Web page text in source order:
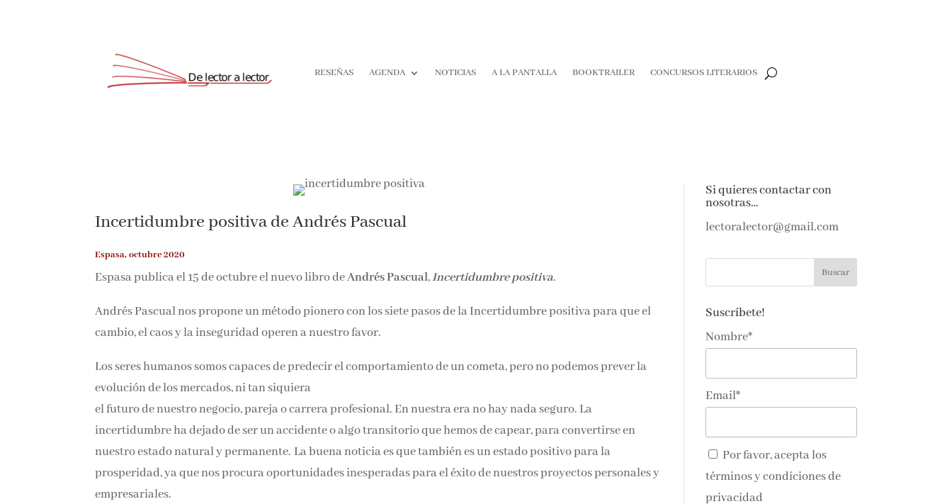
RESEÑAS AGENDA NOTICIAS A LA PANTALLA BOOKTRAILER CONCURSOS LITERARIOS
Incertidumbre positiva de Andrés Pascual
Espasa, octubre 2020
Espasa publica el 15 de octubre el nuevo libro deAndrés Pascual,Incertidumbre positiva.
Andrés Pascual nos propone un método pionero con los siete pasos de la Incertidumbre positiva para que el
cambio, el caos y la inseguridad operen a nuestro favor.
Los seres humanos somos capaces de predecir el comportamiento de un cometa, pero no podemos prever la
evolución de los mercados, ni tan siquiera
el futuro de nuestro negocio, pareja o carrera profesional. En nuestra era no hay nada seguro. La
incertidumbre ha dejado de ser un accidente o algo transitorio que hemos de capear, para convertirse en
nuestro estado natural y permanente. La buena noticia es que también es un estado positivo para la
prosperidad, ya que nos procura oportunidades inesperadas para el éxito de nuestros proyectos personales y
empresariales.
Si quieres contactar con
nosotras…
lectoralector@gmail.com
Suscríbete!
Nombre*
Email*
Por favor, acepta los
términos y condiciones de
privacidad